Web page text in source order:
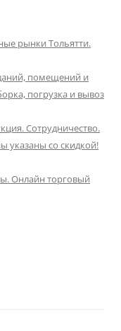
рынки Тольятти.
помещений и
погрузка и вывоз
Сотрудничество.
указаны со скидкой!
Онлайн торговый